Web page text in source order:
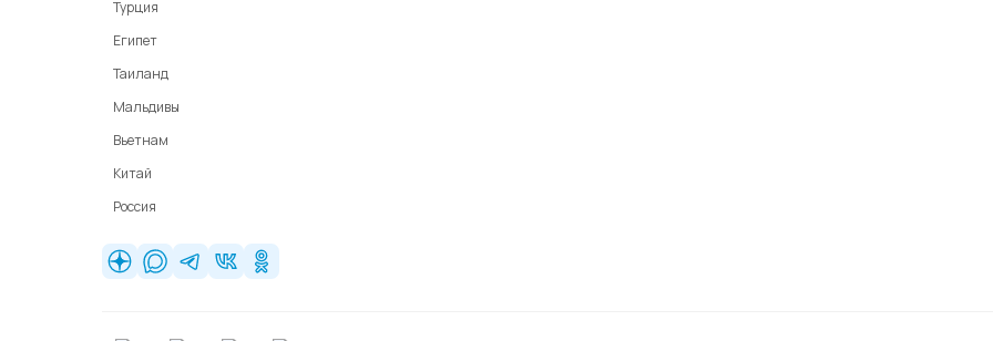
Турция
Египет
Таиланд
Мальдивы
Вьетнам
Китай
Россия